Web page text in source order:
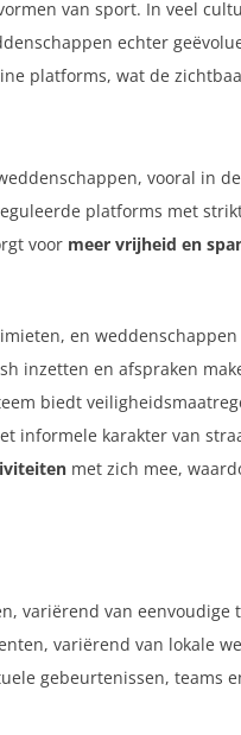
van sport. In veel
echter
platforms, wat de
vooral in
platforms met
voor meer vrijheid en
en
inzetten en afspraken
biedt
informele karakter van
met zich mee,
variërend van eenvoudige
variërend van lokale
gebeurtenissen, teams